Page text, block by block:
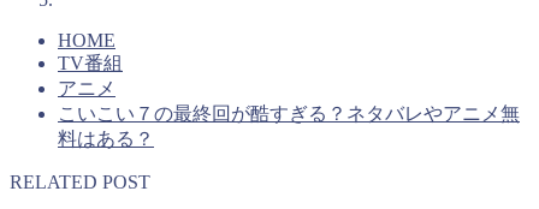
HOME
TV番組
アニメ
こいこい７の最終回が酷すぎる？ネタバレやアニメ無
料はある？
RELATED POST